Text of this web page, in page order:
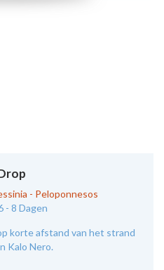
- Peloponnesos
- 8 Dagen
korte afstand van het strand
Kalo Nero.